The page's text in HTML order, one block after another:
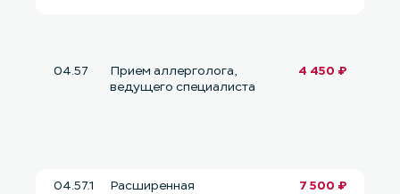
04.57
Прием аллерголога,
ведущего специалиста
4 450 ₽
04.57.1
Расширенная
7 500 ₽